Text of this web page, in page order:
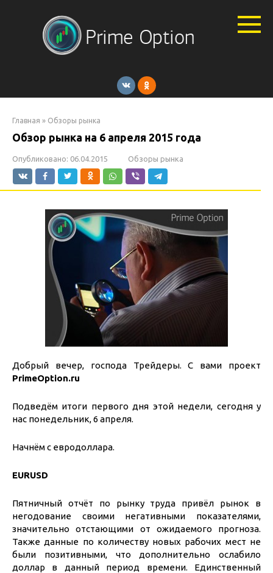
Главная » Обзоры рынка
Обзор рынка на 6 апреля 2015 года
Опубликовано: 06.04.2015 Обзоры рынка
Добрый вечер, господа Трейдеры. С вами проект
PrimeOption.ru
Подведём итоги первого дня этой недели, сегодня у
нас понедельник, 6 апреля.
Начнём с евродоллара.
EURUSD
Пятничный отчёт по рынку труда привёл рынок в
негодование своими негативными показателями,
значительно отстающими от ожидаемого прогноза.
Также данные по количеству новых рабочих мест не
были позитивными, что дополнительно ослабило
доллар в данный период времени. Единственный